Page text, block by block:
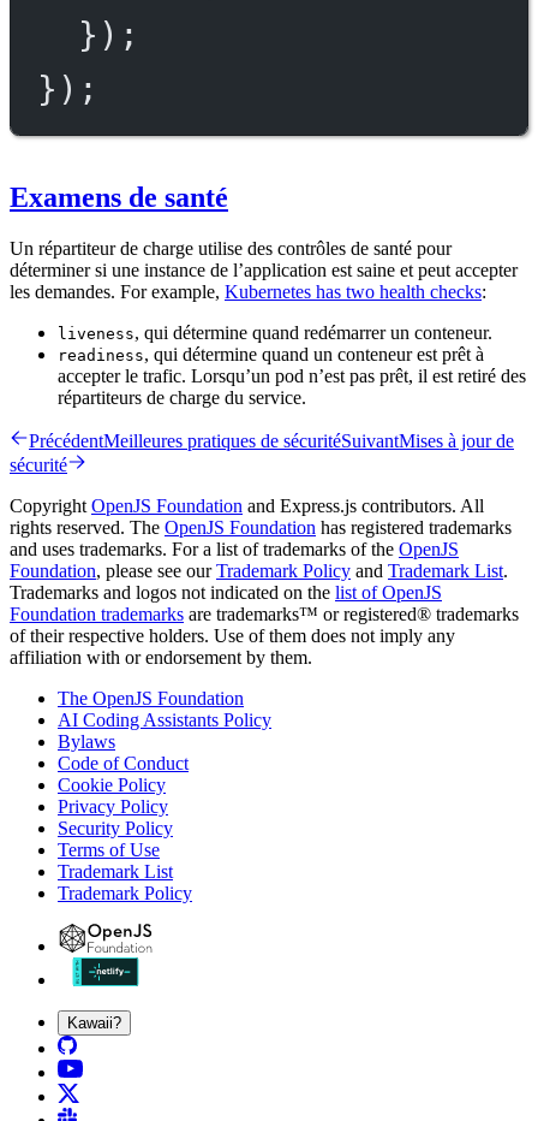
});
});
Examens de santé
Un répartiteur de charge utilise des contrôles de santé pour
déterminer si une instance de l’application est saine et peut accepter
les demandes. For example, Kubernetes has two health checks:
liveness, qui détermine quand redémarrer un conteneur.
readiness, qui détermine quand un conteneur est prêt à
accepter le trafic. Lorsqu’un pod n’est pas prêt, il est retiré des
répartiteurs de charge du service.
PrécédentMeilleures pratiques de sécuritéSuivantMises à jour de
sécurité
Copyright OpenJS Foundation and Express.js contributors. All
rights reserved. The OpenJS Foundation has registered trademarks
and uses trademarks. For a list of trademarks of the OpenJS
Foundation, please see ourTrademark Policy and Trademark List.
Trademarks and logos not indicated on the list of OpenJS
Foundation trademarks are trademarks™ or registered® trademarks
of their respective holders. Use of them does not imply any
affiliation with or endorsement by them.
The OpenJS Foundation
AI Coding Assistants Policy
Bylaws
Code of Conduct
Cookie Policy
Privacy Policy
Security Policy
Terms of Use
Trademark List
Trademark Policy
Kawaii?